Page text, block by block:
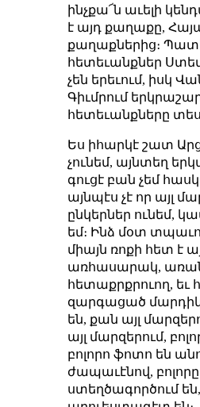
ինչքա՜ն աւելի
է այդ քաղաքը,
քաղաքներից։
հետեւանքներ
չեն երեւում, իսկ
Գիւմրում
հետեւանքները
Ես իհարկէ շատ
չունեմ, այնտեղ
գուցէ բան չեմ
այնպէս չէ որ այլ
ընկերներ ունեմ,
եմ։ Ինձ մօտ
միայն ռոքի հետ է
առհասարակ,
հետաքրքրուող, եւ
զարգացած
են, քան այլ
այլ մարզերում,
բոլորո ֆոտո են
ժապաւէնով, բոլորը
ստեղծագործում